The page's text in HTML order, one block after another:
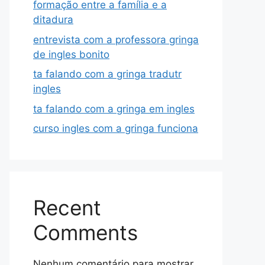
formação entre a família e a
ditadura
entrevista com a professora gringa
de ingles bonito
ta falando com a gringa tradutr
ingles
ta falando com a gringa em ingles
curso ingles com a gringa funciona
Recent
Comments